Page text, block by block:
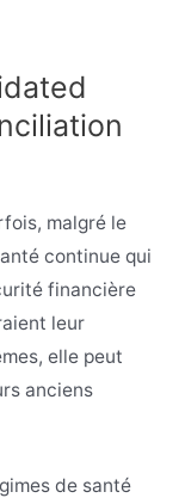
malgré le
continue qui
financière
leur
elle peut
anciens
de santé